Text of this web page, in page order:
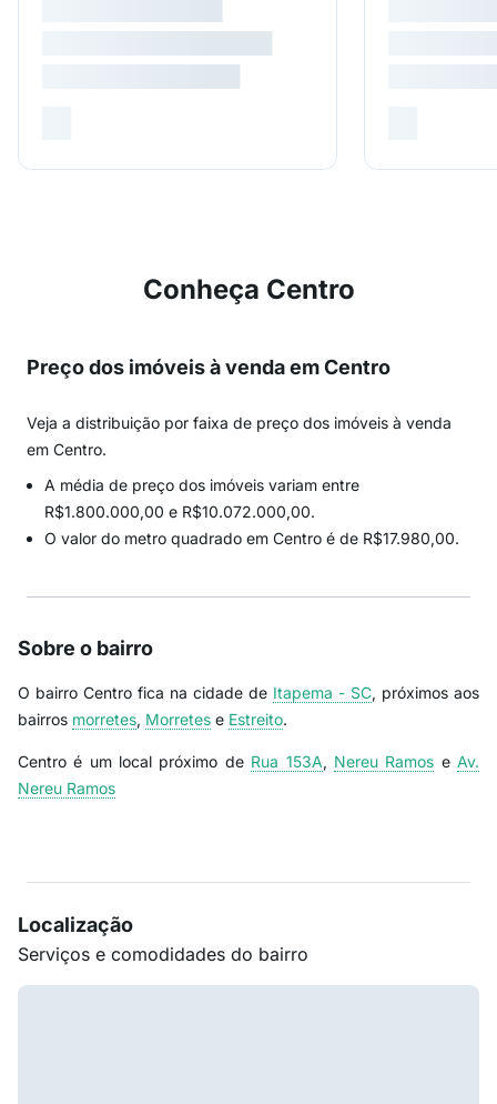
Conheça Centro
Preço dos imóveis à venda em Centro
Veja a distribuição por faixa de preço dos imóveis à venda
em Centro.
A média de preço dos imóveis variam entre
R$1.800.000,00 e R$10.072.000,00.
O valor do metro quadrado em Centro é de R$17.980,00.
Sobre o bairro
O bairro Centro fica na cidade de Itapema - SC, próximos aos
bairros morretes, Morretes e Estreito.
Centro é um local próximo de Rua 153A, Nereu Ramos eAv.
Nereu Ramos
Localização
Serviços e comodidades do bairro